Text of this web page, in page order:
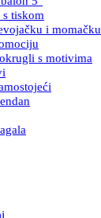
tiskom
i momačku
s motivima